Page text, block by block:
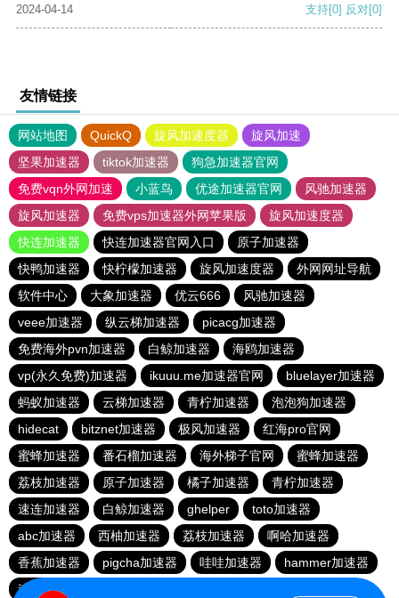
2024-04-14
支持[0] 反对[0]
友情链接
网站地图 QuickQ 旋风加速度器
旋风加速
坚果加速器
tiktok加速器
狗急加速器官网
免费vqn外网加速
小蓝鸟 优途加速器官网
风驰加速器
旋风加速器
免费vps加速器外网苹果版
旋风加速度器
快连加速器
快连加速器官网入口
原子加速器
快鸭加速器
快柠檬加速器 旋风加速度器
外网网址导航
软件中心
大象加速器 优云666
风驰加速器
veee加速器
纵云梯加速器
picacg加速器
免费海外pvn加速器
白鲸加速器
海鸥加速器
vp(永久免费)加速器
ikuuu.me加速器官网
bluelayer加速器
蚂蚁加速器
云梯加速器 青柠加速器
泡泡狗加速器
hidecat
bitznet加速器 极风加速器
红海pro官网
蜜蜂加速器
番石榴加速器 海外梯子官网
蜜蜂加速器
荔枝加速器
原子加速器 橘子加速器
青柠加速器
速连加速器
白鲸加速器 ghelper
toto加速器
abc加速器
西柚加速器 荔枝加速器
啊哈加速器
香蕉加速器
pigcha加速器 哇哇加速器
hammer加速器
速连加速器